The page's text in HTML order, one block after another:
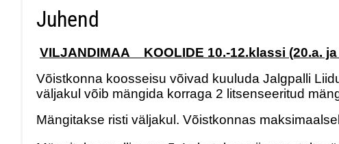
Juhend
VILJANDIMAA KOOLIDE 10.-12.klassi (20.a.
Võistkonna koosseisu võivad kuuluda Jalgpalli
väljakul võib mängida korraga 2 litsenseeritud
Mängitakse risti väljakul. Võistkonnas